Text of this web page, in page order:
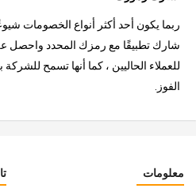
ربما يكون أحد أكثر أنواع الخصومات
شارك تطبيقًا مع رمزك المحدد واحصل
للعملاء الحاليين ، كما أنها تسمح للشركة
الفوز.
معلومات